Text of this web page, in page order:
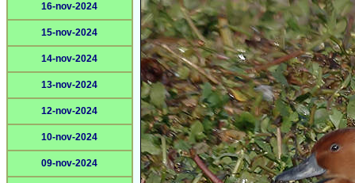
16-nov-2024
15-nov-2024
14-nov-2024
13-nov-2024
12-nov-2024
10-nov-2024
09-nov-2024